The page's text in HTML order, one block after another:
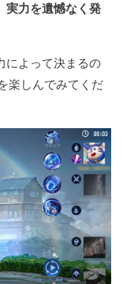
実力を遺憾なく発
によって決まるの
楽しんでみてくだ